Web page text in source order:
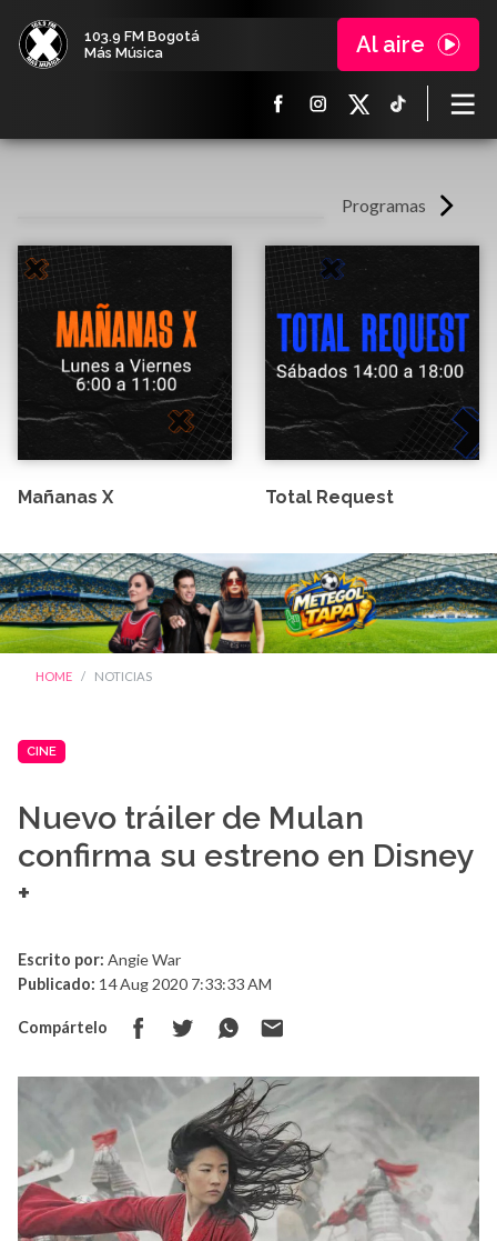
103.9 FM Bogotá
Más Música
Al aire
Programas
Mañanas X Total Request
HOME NOTICIAS
CINE
Nuevo tráiler de Mulan
confirma su estreno en Disney
+
Escrito por: Angie War
Publicado: 14 Aug 2020 7:33:33 AM
Compártelo